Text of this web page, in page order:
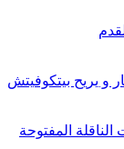
و يريح بيتكوفيتش